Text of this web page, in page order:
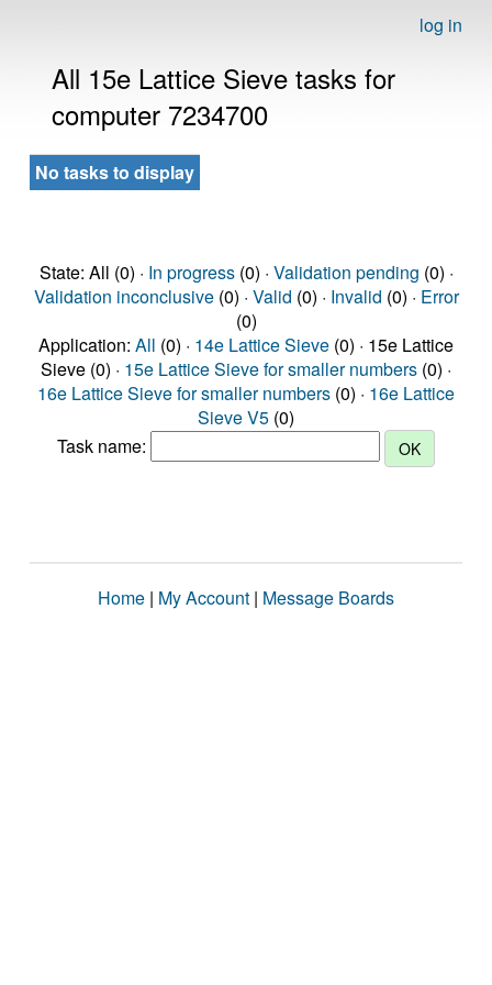
log in
All 15e Lattice Sieve tasks for
computer 7234700
No tasks to display
State: All (0) · In progress(0) · Validation pending (0) ·
Validation inconclusive(0) · Valid (0) · Invalid (0) · Error
(0)
Application: All (0) · 14e Lattice Sieve (0) · 15e Lattice
Sieve (0) · 15e Lattice Sieve for smaller numbers (0) ·
16e Lattice Sieve for smaller numbers (0) · 16e Lattice
Sieve V5 (0)
Task name:
Home | My Account | Message Boards